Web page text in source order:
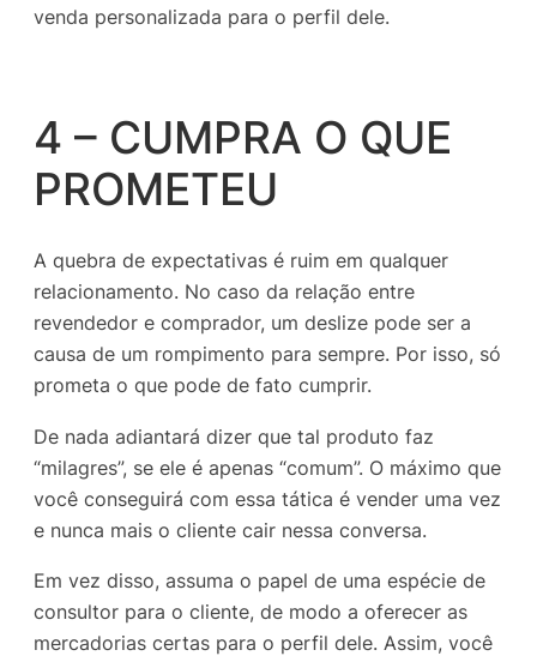
venda personalizada para o perfil dele.
4 – CUMPRA O QUE
PROMETEU
A quebra de expectativas é ruim em qualquer
relacionamento. No caso da relação entre
revendedor e comprador, um deslize pode ser a
causa de um rompimento para sempre. Por isso, só
prometa o que pode de fato cumprir.
De nada adiantará dizer que tal produto faz
“milagres”, se ele é apenas “comum”. O máximo que
você conseguirá com essa tática é vender uma vez
e nunca mais o cliente cair nessa conversa.
Em vez disso, assuma o papel de uma espécie de
consultor para o cliente, de modo a oferecer as
mercadorias certas para o perfil dele. Assim, você